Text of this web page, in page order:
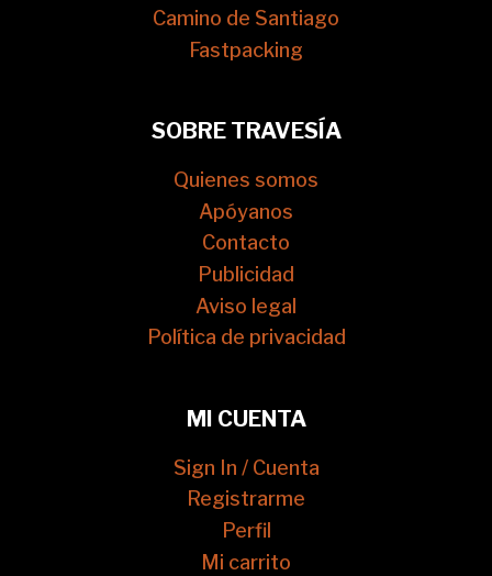
Camino de Santiago
Fastpacking
SOBRE TRAVESÍA
Quienes somos
Apóyanos
Contacto
Publicidad
Aviso legal
Política de privacidad
MI CUENTA
Sign In / Cuenta
Registrarme
Perfil
Mi carrito